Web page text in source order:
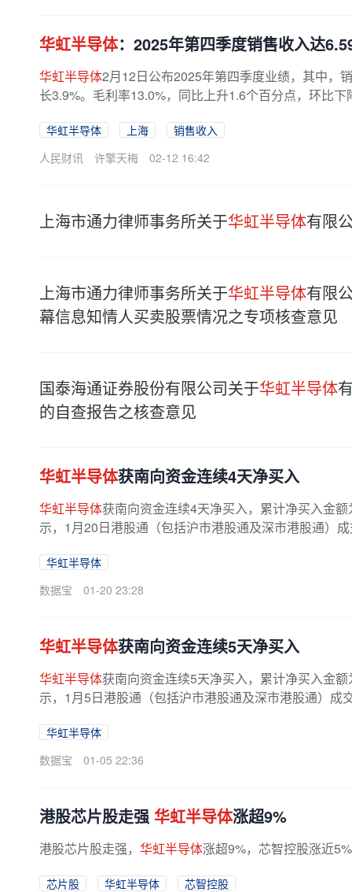
华虹半导体：2025年第四季度销售收入达
华虹半导体2月12日公布2025年第四季度业绩，其中，
长3.9%。毛利率13.0%，同比上升1.6个百分点，环比
华虹半导体 上海
销售收入
人民财讯
许擎天梅 02-12 16:42
上海市通力律师事务所关于华虹半导体有限
上海市通力律师事务所关于华虹半导体有限
幕信息知情人买卖股票情况之专项核查意见
国泰海通证券股份有限公司关于华虹半导体
的自查报告之核查意见
华虹半导体获南向资金连续4天净买入
华虹半导体获南向资金连续4天净买入，累计净买入金
示，1月20日港股通（包括沪市港股通及深市港股通）
华虹半导体
数据宝
01-20 23:28
华虹半导体获南向资金连续5天净买入
华虹半导体获南向资金连续5天净买入，累计净买入金
示，1月5日港股通（包括沪市港股通及深市港股通）
华虹半导体
数据宝
01-05 22:36
港股芯片股走强 华虹半导体涨超9%
港股芯片股走强， 华虹半导体涨超9%，芯智控股涨近
芯片股 华虹半导体
芯智控股